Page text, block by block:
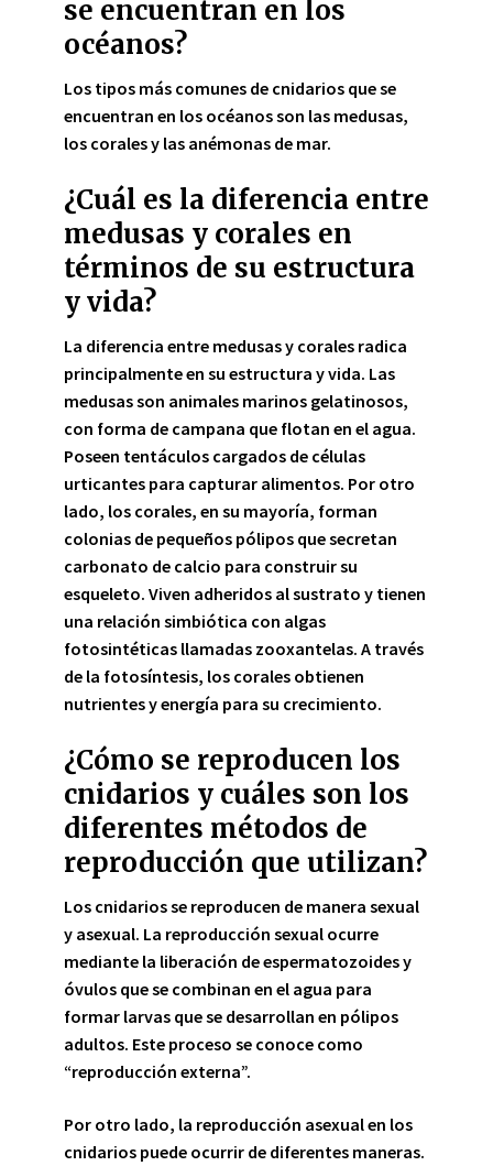
se encuentran en los
océanos?
Los tipos más comunes de cnidarios que se
encuentran en los océanos son las medusas,
los coralesy las anémonas de mar.
¿Cuál es la diferencia entre
medusas y corales en
términos de su estructura
y vida?
La diferencia entre medusas y corales radica
principalmente en su estructura yvida. Las
medusasson animales marinos gelatinosos,
con forma de campana que flotan en el agua.
Poseen tentáculos cargados de células
urticantes para capturar alimentos. Por otro
lado, los corales, en su mayoría, forman
colonias de pequeños pólipos que secretan
carbonato de calcio para construir su
esqueleto. Viven adheridos al sustrato y tienen
una relación simbiótica con algas
fotosintéticas llamadas zooxantelas. A través
de la fotosíntesis, los corales obtienen
nutrientes y energía para su crecimiento.
¿Cómo se reproducen los
cnidarios y cuáles son los
diferentes métodos de
reproducción que utilizan?
Los cnidarios se reproducen de manera sexual
y asexual. La reproducción sexual ocurre
mediante la liberación de espermatozoides y
óvulos que se combinan en el agua para
formar larvas que se desarrollan en pólipos
adultos. Este proceso se conoce como
“reproducción externa”.
Por otro lado, la reproducción asexualen los
cnidarios puede ocurrir de diferentes maneras.